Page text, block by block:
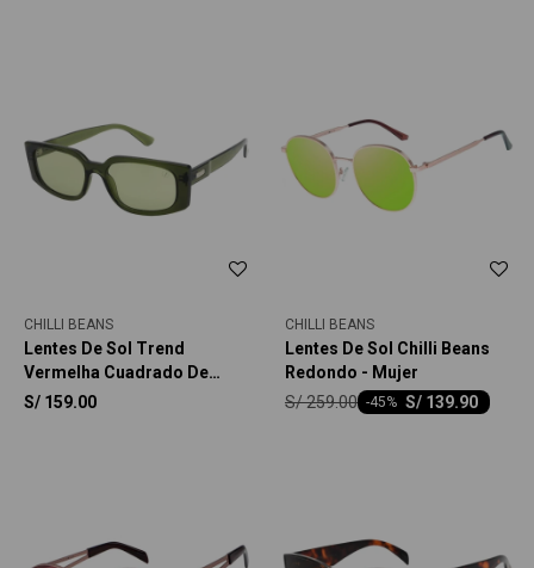
CHILLI BEANS
Lentes De Sol Trend
Vermelha Cuadrado De
Policarbonato
S/ 159.00
CHILLI BEANS
Lentes De Sol Chilli Beans
Redondo - Mujer
S/ 139.90
-45
S/259.00